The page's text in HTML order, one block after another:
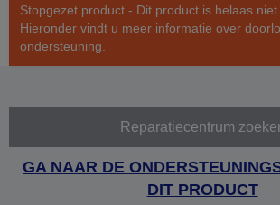
Stopgezet product - Dit product is helaas
Hieronder vindt u meer informatie over
ondersteuning.
Reparatiecentrum
GA NAAR DE
DIT PRODUCT